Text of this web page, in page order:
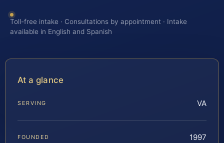
Toll-free intake · Consultations by appointment · Intake
available in English and Spanish
At a glance
SERVING VA
FOUNDED 1997